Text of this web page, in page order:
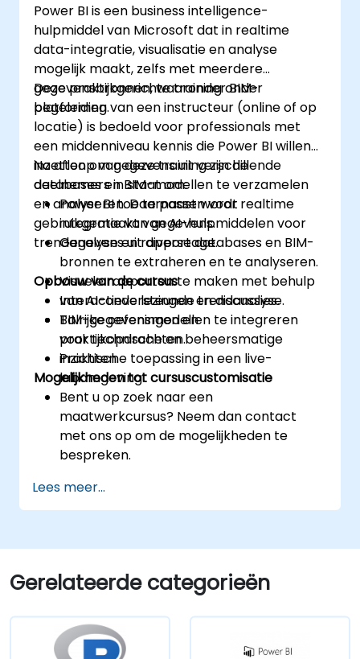
Power BI is een business intelligence-
hulpmiddel van Microsoft dat in realtime
data-integratie, visualisatie en analyse
mogelijk maakt, zelfs met meerdere
gegevensbronnen, waaronder BIM-
platformen.
Deze praktijkgerichte training onder
begeleiding van een instructeur (online of op
locatie) is bedoeld voor professionals met
een middenniveau kennis die Power BI willen
inzetten om gegevens uit verschillende
databases en BIM-modellen te verzamelen
en analyseren. Daarnaast wordt
gebruikgemaakt van AI-hulpmiddelen voor
trendanalyse en rapportage.
Na afloop van deze training zijn de
deelnemers in staat om:
Power BI toe te passen voor realtime
integratie van gegevens.
Gegevens uit diverse databases en BIM-
bronnen te extraheren en te analyseren.
Visuele rapporten te maken met behulp
van AI-ondersteunde trendanalyse.
BIM-gegevensmodellen te integreren
voor technische en beheersmatige
inzichten.
Opbouw van de cursus
Interactieve lezingen en discussies.
Talrijke oefeningen en
praktijkopdrachten.
Praktische toepassing in een live-
labomgeving.
Mogelijkheden tot cursuscustomisatie
Bent u op zoek naar een
maatwerkcursus? Neem dan contact
met ons op om de mogelijkheden te
bespreken.
Lees meer...
Gerelateerde categorieën